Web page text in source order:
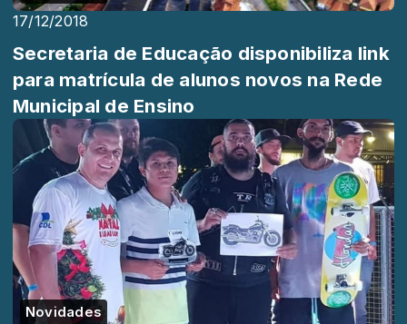
17/12/2018
Secretaria de Educação disponibiliza link
para matrícula de alunos novos na Rede
Municipal de Ensino
Novidades